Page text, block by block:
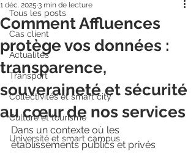
Tous les posts
Cas client
Actualités
Transport
Collectivités et smart city
Culture et tourisme
Université et smart campus
Comment Affluences
protège vos données :
transparence,
souveraineté et sécurité
au cœur de nos services
1 déc. 2025 3 min de lecture
Dans un contexte où les
établissements publics et privés